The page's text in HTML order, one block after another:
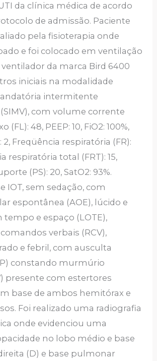
da clínica médica de acordo
de admissão. Paciente
pela fisioterapia onde
e foi colocado em ventilação
da marca Bird 6400
iniciais na modalidade
intermitente
com volume corrente
(FL): 48, PEEP: 10, FiO2: 100%,
Freqüência respiratória (FR):
respiratória total (FRT): 15,
(PS): 20, SatO2: 93%.
IOT, sem sedação, com
espontânea (AOE), lúcido e
e espaço (LOTE),
verbais (RCV),
e febril, com ausculta
constando murmúrio
presente com estertores
base de ambos hemitórax e
Foi realizado uma radiografia
onde evidenciou uma
no lobo médio e base
(D) e base pulmonar